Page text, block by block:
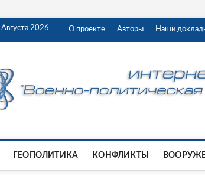
2026 О проекте Авторы Наши
ГЕОПОЛИТИКА КОНФЛИКТЫ